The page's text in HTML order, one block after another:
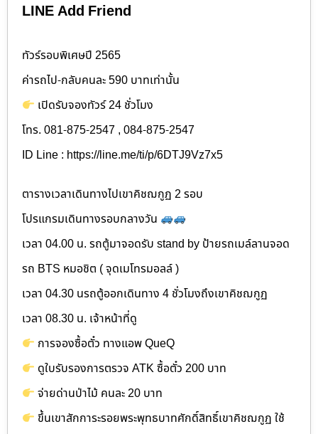
LINE Add Friend
ทัวร์รอบพิเศษปี 2565
ค่ารถไป-กลับคนละ 590 บาทเท่านั้น
เปิดรับจองทัวร์ 24 ชั่วโมง
โทร. 081-875-2547 , 084-875-2547
ID Line : https://line.me/ti/p/6DTJ9Vz7x5
ตารางเวลาเดินทางไปเขาคิชฌกูฏ 2 รอบ
โปรแกรมเดินทางรอบกลางวัน
เวลา 04.00 น. รถตู้มาจอดรับ stand by ป้ายรถเมล์ลานจอด
รถ BTS หมอชิต ( จุดเมโทรมอลล์ )
เวลา 04.30 นรถตู้ออกเดินทาง 4 ชั่วโมงถึงเขาคิชฌกูฏ
เวลา 08.30 น. เจ้าหน้าที่ดู
การจองซื้อตั๋ว ทางแอพ QueQ
ดูใบรับรองการตรวจ ATK ซื้อตั๋ว 200 บาท
จ่ายด่านป่าไม้ คนละ 20 บาท
ขึ้นเขาสักการะรอยพระพุทธบาทศักดิ์สิทธิ์เขาคิชฌกูฏ ใช้